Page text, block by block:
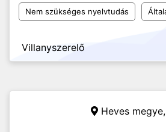
Nem szükséges nyelvtudás
Villanyszerelő
Heves megye,